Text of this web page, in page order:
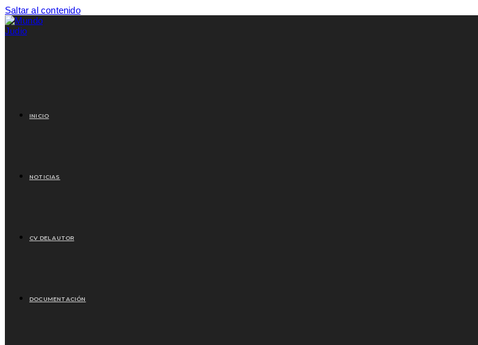
Saltar al contenido
INICIO
NOTICIAS
CV DEL AUTOR
DOCUMENTACIÓN